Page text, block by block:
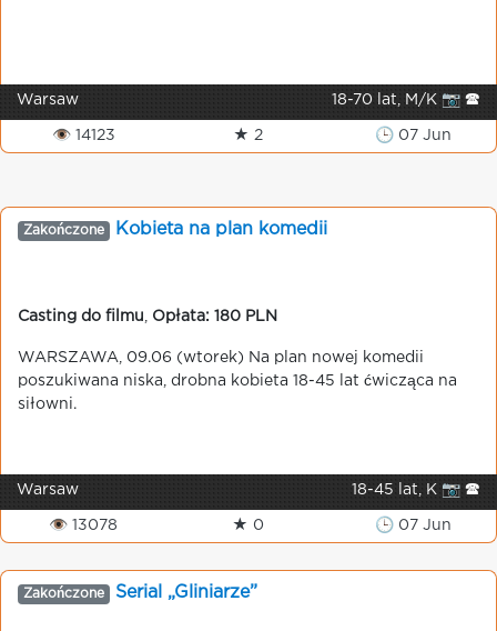
Warsaw 18-70 lat, M/K 📷 🕿
👁 14123 ★ 2 🕒 07 Jun
Zakończone Kobieta na plan komedii
Casting do filmu Opłata: 180 PLN
WARSZAWA, 09.06 (wtorek) Na plan nowej komedii
poszukiwana niska, drobna kobieta 18-45 lat ćwicząca na
siłowni.
Warsaw 18-45 lat, K 📷 🕿
👁 13078 ★ 0 🕒 07 Jun
Zakończone Serial „Gliniarze”